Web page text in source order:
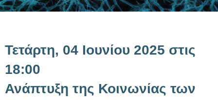
Τετάρτη, 04 Ιουνίου 2025 στις
18:00
Ανάπτυξη της Κοινωνίας των